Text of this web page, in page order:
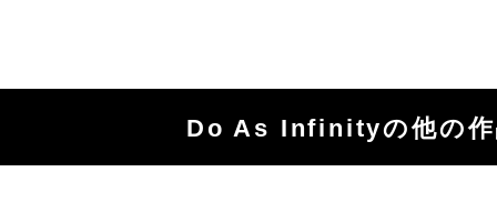
Do As Infinityの他の